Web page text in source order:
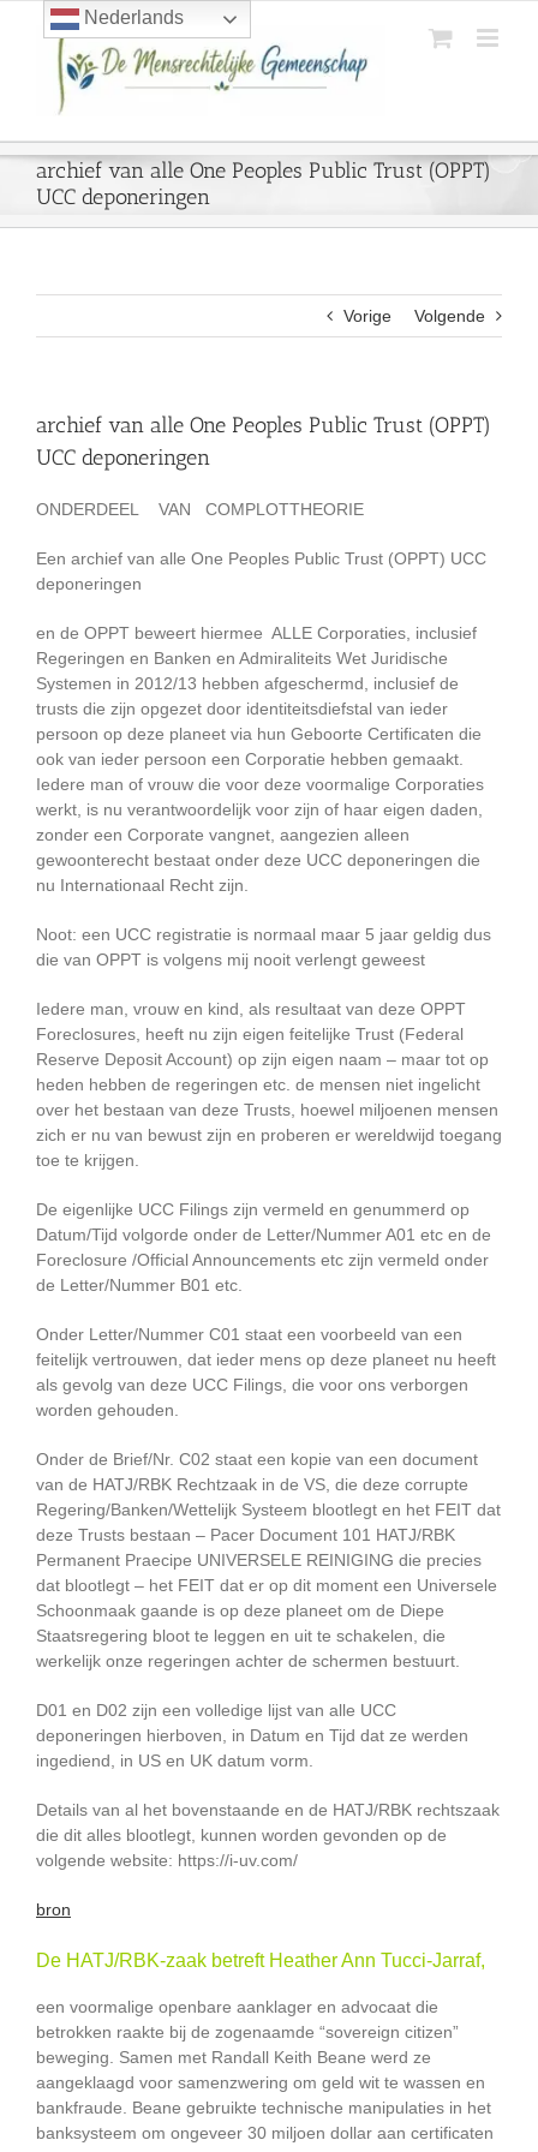
archief van alle One Peoples Public Trust (OPPT)
UCC deponeringen
Vorige Volgende
archief van alle One Peoples Public Trust (OPPT)
UCC deponeringen
ONDERDEEL VAN COMPLOTTHEORIE
Een archief van alle One Peoples Public Trust (OPPT) UCC
deponeringen
en de OPPT beweert hiermee ALLE Corporaties, inclusief
Regeringen en Banken en Admiraliteits Wet Juridische
Systemen in 2012/13 hebben afgeschermd, inclusief de
trusts die zijn opgezet door identiteitsdiefstal van ieder
persoon op deze planeet via hun Geboorte Certificaten die
ook van ieder persoon een Corporatie hebben gemaakt.
Iedere man of vrouw die voor deze voormalige Corporaties
werkt, is nu verantwoordelijk voor zijn of haar eigen daden,
zonder een Corporate vangnet, aangezien alleen
gewoonterecht bestaat onder deze UCC deponeringen die
nu Internationaal Recht zijn.
Noot: een UCC registratie is normaal maar 5 jaar geldig dus
die van OPPT is volgens mij nooit verlengt geweest
Iedere man, vrouw en kind, als resultaat van deze OPPT
Foreclosures, heeft nu zijn eigen feitelijke Trust (Federal
Reserve Deposit Account) op zijn eigen naam – maar tot op
heden hebben de regeringen etc. de mensen niet ingelicht
over het bestaan van deze Trusts, hoewel miljoenen mensen
zich er nu van bewust zijn en proberen er wereldwijd toegang
toe te krijgen.
De eigenlijke UCC Filings zijn vermeld en genummerd op
Datum/Tijd volgorde onder de Letter/Nummer A01 etc en de
Foreclosure /Official Announcements etc zijn vermeld onder
de Letter/Nummer B01 etc.
Onder Letter/Nummer C01 staat een voorbeeld van een
feitelijk vertrouwen, dat ieder mens op deze planeet nu heeft
als gevolg van deze UCC Filings, die voor ons verborgen
worden gehouden.
Onder de Brief/Nr. C02 staat een kopie van een document
van de HATJ/RBK Rechtzaak in de VS, die deze corrupte
Regering/Banken/Wettelijk Systeem blootlegt en het FEIT dat
deze Trusts bestaan – Pacer Document 101 HATJ/RBK
Permanent Praecipe UNIVERSELE REINIGING die precies
dat blootlegt – het FEIT dat er op dit moment een Universele
Schoonmaak gaande is op deze planeet om de Diepe
Staatsregering bloot te leggen en uit te schakelen, die
werkelijk onze regeringen achter de schermen bestuurt.
D01 en D02 zijn een volledige lijst van alle UCC
deponeringen hierboven, in Datum en Tijd dat ze werden
ingediend, in US en UK datum vorm.
Details van al het bovenstaande en de HATJ/RBK rechtszaak
die dit alles blootlegt, kunnen worden gevonden op de
volgende website: https://i-uv.com/
bron
De HATJ/RBK-zaak betreft Heather Ann Tucci-Jarraf,
een voormalige openbare aanklager en advocaat die
betrokken raakte bij de zogenaamde “sovereign citizen”
beweging. Samen met Randall Keith Beane werd ze
aangeklaagd voor samenzwering om geld wit te wassen en
bankfraude. Beane gebruikte technische manipulaties in het
banksysteem om ongeveer 30 miljoen dollar aan certificaten
Nederlands